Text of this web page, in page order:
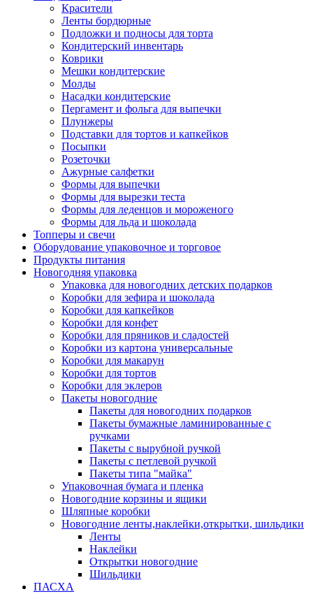
Красители
Ленты бордюрные
Подложки и подносы для торта
Кондитерский инвентарь
Коврики
Мешки кондитерские
Молды
Насадки кондитерские
Пергамент и фольга для выпечки
Плунжеры
Подставки для тортов и капкейков
Посыпки
Розеточки
Ажурные салфетки
Формы для выпечки
Формы для вырезки теста
Формы для леденцов и мороженого
Формы для льда и шоколада
Топперы и свечи
Оборудование упаковочное и торговое
Продукты питания
Новогодняя упаковка
Упаковка для новогодних детских подарков
Коробки для зефира и шоколада
Коробки для капкейков
Коробки для конфет
Коробки для пряников и сладостей
Коробки из картона универсальные
Коробки для макарун
Коробки для тортов
Коробки для эклеров
Пакеты новогодние
Пакеты для новогодних подарков
Пакеты бумажные ламинированные с
ручками
Пакеты с вырубной ручкой
Пакеты с петлевой ручкой
Пакеты типа "майка"
Упаковочная бумага и пленка
Новогодние корзины и ящики
Шляпные коробки
Новогодние ленты,наклейки,открытки, шильдики
Ленты
Наклейки
Открытки новогодние
Шильдики
ПАСХА